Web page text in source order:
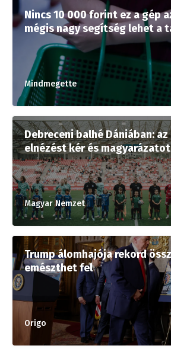
Nincs 10 000 forint ez a gép
mégis nagy segítség lehet a
Mindmegette
Debreceni balhé Dániában: az
elnézést kér és
Magyar Nemzet
Trump álomhajója rekord
emészthet fel
Origo